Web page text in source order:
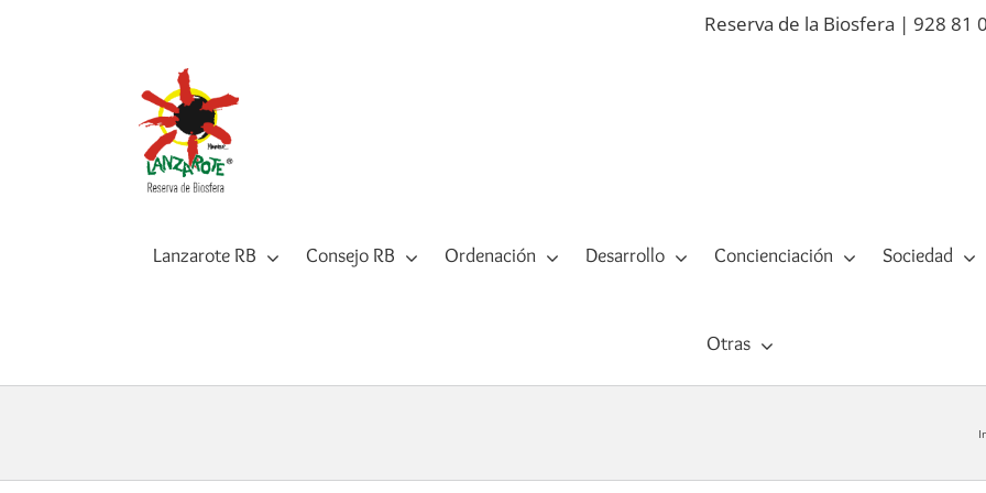
Reserva de la Biosfera | 928 81
Lanzarote RB Consejo RB Ordenación Desarrollo Concienciación Sociedad
Otras